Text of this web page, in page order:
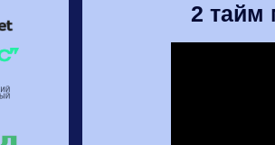
2 тайм